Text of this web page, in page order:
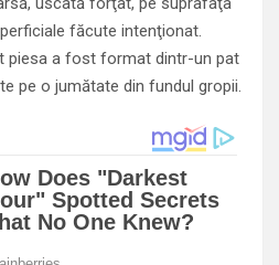
făcute intenţionat.
piesa a fost format dintr-un pat
pe o jumătate din fundul gropii.